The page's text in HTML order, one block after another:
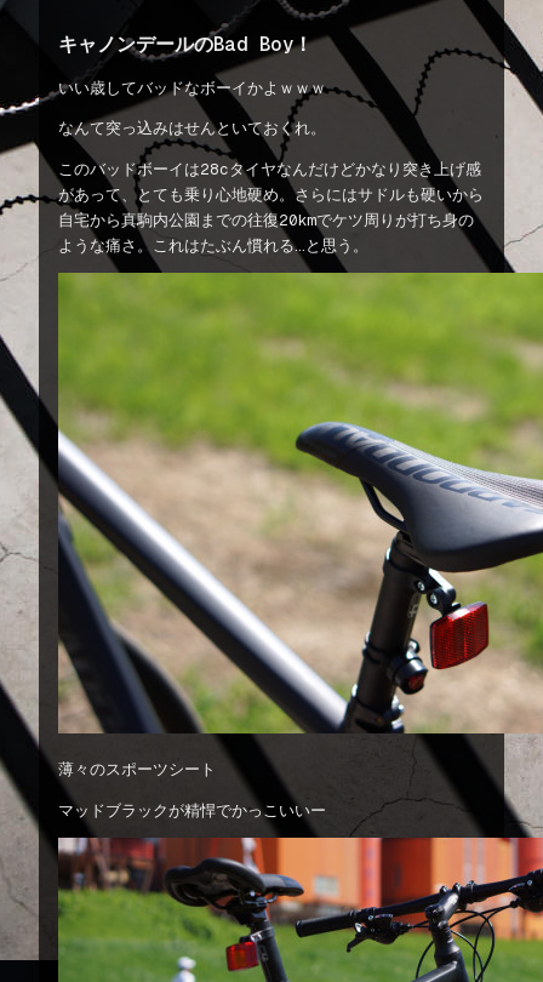
キャノンデールのBad Boy！
いい歳してバッドなボーイかよｗｗｗ
なんて突っ込みはせんといておくれ。
このバッドボーイは28cタイヤなんだけどかなり突き上げ感
があって、とても乗り心地硬め。さらにはサドルも硬いから
自宅から真駒内公園までの往復20kmでケツ周りが打ち身の
ような痛さ。これはたぶん慣れる…と思う。
薄々のスポーツシート
マッドブラックが精悍でかっこいいー